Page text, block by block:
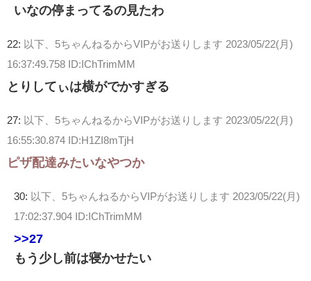
いなの停まってるの見たわ
22: 以下、5ちゃんねるからVIPがお送りします 2023/05/22(月)
16:37:49.758 ID:IChTrimMM
とりしてぃは横がでかすぎる
27: 以下、5ちゃんねるからVIPがお送りします 2023/05/22(月)
16:55:30.874 ID:H1ZI8mTjH
ピザ配達みたいなやつか
30: 以下、5ちゃんねるからVIPがお送りします 2023/05/22(月)
17:02:37.904 ID:IChTrimMM
>>27
もう少し前は寝かせたい